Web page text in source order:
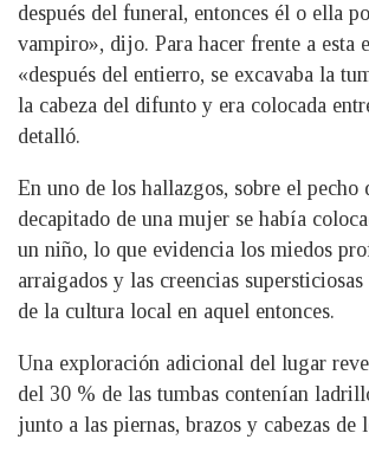
después del funeral, entonces él o ella
vampiro», dijo. Para hacer frente a esta
«después del entierro, se excavaba la
la cabeza del difunto y era colocada
detalló.
En uno de los hallazgos, sobre el pecho
decapitado de una mujer se había
un niño, lo que evidencia los miedos
arraigados y las creencias
de la cultura local en aquel entonces.
Una exploración adicional del lugar
del 30 % de las tumbas contenían
junto a las piernas, brazos y cabezas de